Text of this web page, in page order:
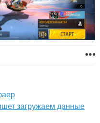
загружаем данные